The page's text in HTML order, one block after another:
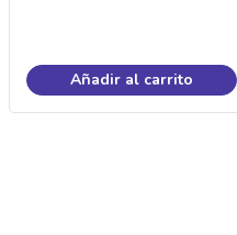
Añadir al carrito